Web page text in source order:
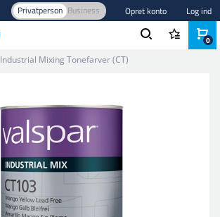
Privatperson Business Opret konto Log ind
Industrial Mixing Tonefarver (CT)
0